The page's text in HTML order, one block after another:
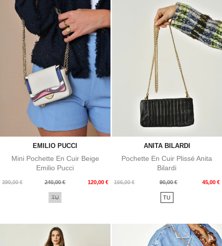
EMILIO PUCCI
Mini Pochette En Cuir Beige
Emilio Pucci
390,00 €
Prix
240,00 € 120,00 €
Prix
TU
ANITA BILARDI
Pochette En Cuir Plissé Anita
Bilardi
166,00 €
Prix
90,00 € 45,00 €
Prix
TU